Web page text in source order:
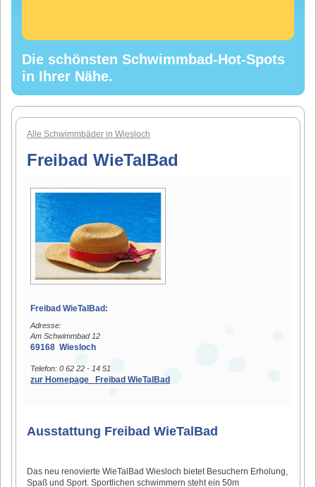
Die schönsten Schwimmbad-Hot-Spots
in Ihrer Nähe.
Alle Schwimmbäder in Wiesloch
Freibad WieTalBad
Freibad WieTalBad:
Adresse:
Am Schwimmbad 12
69168 Wiesloch
Telefon: 0 62 22 - 14 51
zur Homepage Freibad WieTalBad
Ausstattung Freibad WieTalBad
Das neu renovierte WieTalBad Wiesloch bietet Besuchern Erholung,
Spaß und Sport. Sportlichen schwimmern steht ein 50m